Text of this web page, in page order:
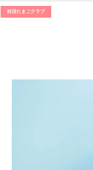
妊活たまごクラブ